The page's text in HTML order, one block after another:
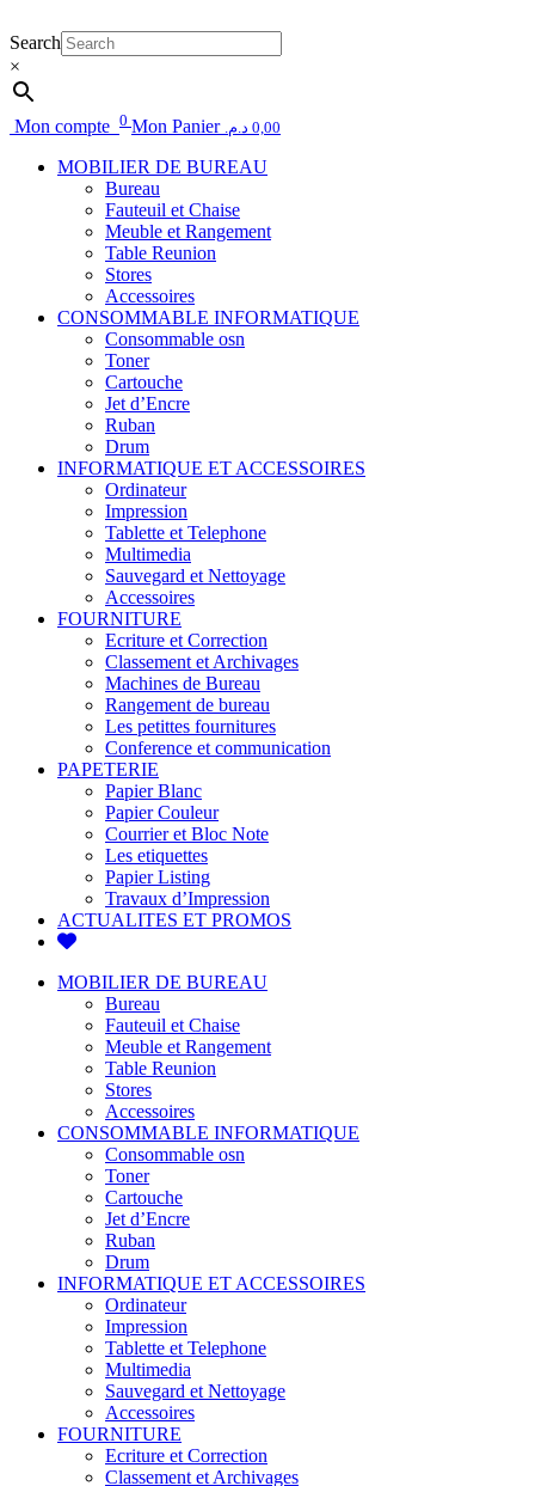
Search
×
Mon compte 0 Mon Panier 0,00 د.م.
MOBILIER DE BUREAU
Bureau
Fauteuil et Chaise
Meuble et Rangement
Table Reunion
Stores
Accessoires
CONSOMMABLE INFORMATIQUE
Consommable osn
Toner
Cartouche
Jet d’Encre
Ruban
Drum
INFORMATIQUE ET ACCESSOIRES
Ordinateur
Impression
Tablette et Telephone
Multimedia
Sauvegard et Nettoyage
Accessoires
FOURNITURE
Ecriture et Correction
Classement et Archivages
Machines de Bureau
Rangement de bureau
Les petittes fournitures
Conference et communication
PAPETERIE
Papier Blanc
Papier Couleur
Courrier et Bloc Note
Les etiquettes
Papier Listing
Travaux d’Impression
ACTUALITES ET PROMOS
MOBILIER DE BUREAU
Bureau
Fauteuil et Chaise
Meuble et Rangement
Table Reunion
Stores
Accessoires
CONSOMMABLE INFORMATIQUE
Consommable osn
Toner
Cartouche
Jet d’Encre
Ruban
Drum
INFORMATIQUE ET ACCESSOIRES
Ordinateur
Impression
Tablette et Telephone
Multimedia
Sauvegard et Nettoyage
Accessoires
FOURNITURE
Ecriture et Correction
Classement et Archivages